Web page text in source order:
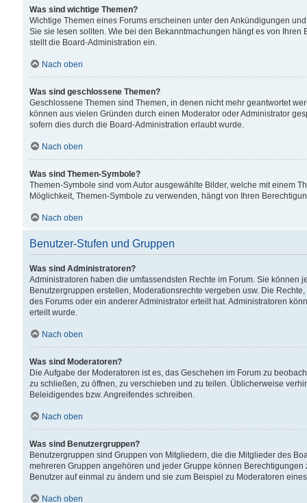
Was sind wichtige Themen?
Wichtige Themen eines Forums erscheinen unter den Ankündigungen
Sie sie lesen sollten. Wie bei den Bekanntmachungen hängt es von
stellt die Board-Administration ein.
Nach oben
Was sind geschlossene Themen?
Geschlossene Themen sind Themen, in denen nicht mehr geantwortet
können aus vielen Gründen durch einen Moderator oder Administrator
sofern dies durch die Board-Administration erlaubt wurde.
Nach oben
Was sind Themen-Symbole?
Themen-Symbole sind vom Autor ausgewählte Bilder, welche mit einem
Möglichkeit, Themen-Symbole zu verwenden, hängt von Ihren
Nach oben
Benutzer-Stufen und Gruppen
Was sind Administratoren?
Administratoren haben die umfassendsten Rechte im Forum. Sie können
Benutzergruppen erstellen, Moderationsrechte vergeben usw. Die
des Forums oder ein anderer Administrator erteilt hat. Administratoren
erteilt wurde.
Nach oben
Was sind Moderatoren?
Die Aufgabe der Moderatoren ist es, das Geschehen im Forum zu
zu schließen, zu öffnen, zu verschieben und zu teilen. Üblicherweise
Beleidigendes bzw. Angreifendes schreiben.
Nach oben
Was sind Benutzergruppen?
Benutzergruppen sind Gruppen von Mitgliedern, die die Mitglieder des
mehreren Gruppen angehören und jeder Gruppe können
Benutzer auf einmal zu ändern und sie zum Beispiel zu Moderatoren
Nach oben